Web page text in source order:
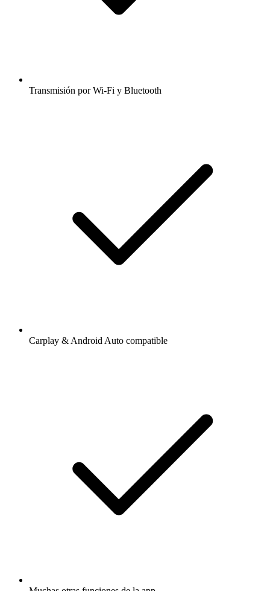
Transmisión por Wi-Fi y Bluetooth
Carplay & Android Auto compatible